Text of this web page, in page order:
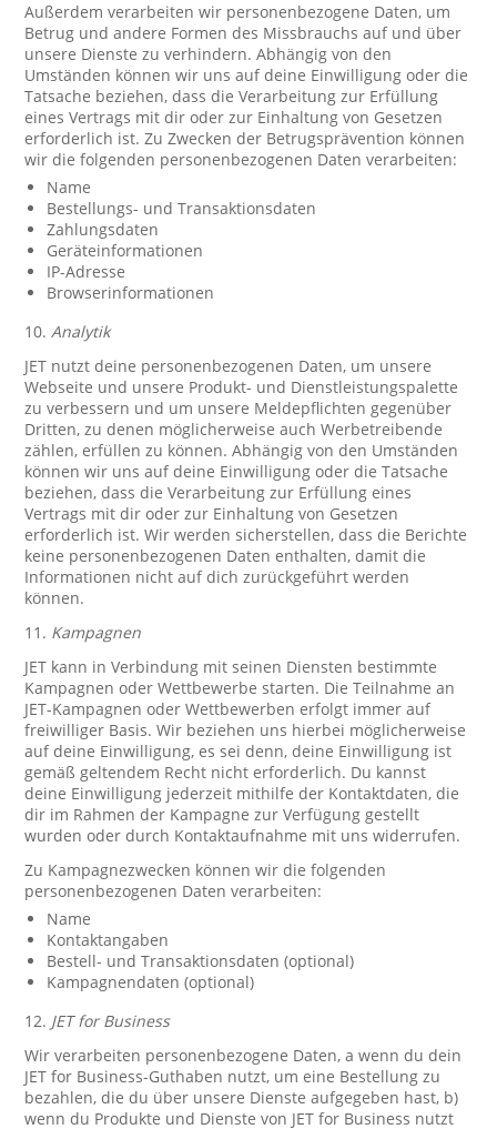
Außerdem verarbeiten wir personenbezogene Daten, um
Betrug und andere Formen des Missbrauchs auf und über
unsere Dienste zu verhindern. Abhängig von den
Umständen können wir uns auf deine Einwilligung oder die
Tatsache beziehen, dass die Verarbeitung zur Erfüllung
eines Vertrags mit dir oder zur Einhaltung von Gesetzen
erforderlich ist. Zu Zwecken der Betrugsprävention können
wir die folgenden personenbezogenen Daten verarbeiten:
Name
Bestellungs- und Transaktionsdaten
Zahlungsdaten
Geräteinformationen
IP-Adresse
Browserinformationen
10.Analytik
JET nutzt deine personenbezogenen Daten, um unsere
Webseite und unsere Produkt- und Dienstleistungspalette
zu verbessern und um unsere Meldepflichten gegenüber
Dritten, zu denen möglicherweise auch Werbetreibende
zählen, erfüllen zu können. Abhängig von den Umständen
können wir uns auf deine Einwilligung oder die Tatsache
beziehen, dass die Verarbeitung zur Erfüllung eines
Vertrags mit dir oder zur Einhaltung von Gesetzen
erforderlich ist. Wir werden sicherstellen, dass die Berichte
keine personenbezogenen Daten enthalten, damit die
Informationen nicht auf dich zurückgeführt werden
können.
11. Kampagnen
JET kann in Verbindung mit seinen Diensten bestimmte
Kampagnen oder Wettbewerbe starten. Die Teilnahme an
JET-Kampagnen oder Wettbewerben erfolgt immer auf
freiwilliger Basis. Wir beziehen uns hierbei möglicherweise
auf deine Einwilligung, es sei denn, deine Einwilligung ist
gemäß geltendem Recht nicht erforderlich. Du kannst
deine Einwilligung jederzeit mithilfe der Kontaktdaten, die
dir im Rahmen der Kampagne zur Verfügung gestellt
wurden oder durch Kontaktaufnahme mit uns widerrufen.
Zu Kampagnezwecken können wir die folgenden
personenbezogenen Daten verarbeiten:
Name
Kontaktangaben
Bestell- und Transaktionsdaten (optional)
Kampagnendaten (optional)
12. JET for Business
Wir verarbeiten personenbezogene Daten, a wenn du dein
JET for Business-Guthaben nutzt, um eine Bestellung zu
bezahlen, die du über unsere Dienste aufgegeben hast, b)
wenn du Produkte und Dienste von JET for Business nutzt